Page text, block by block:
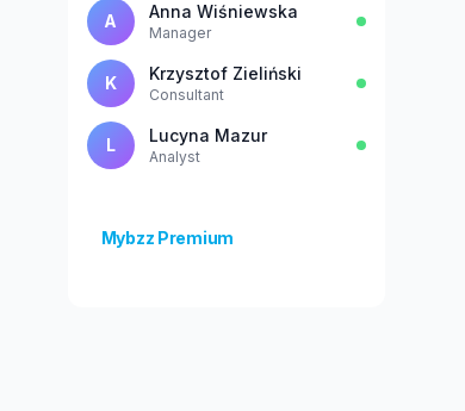
A Anna Wiśniewska
Manager
K Krzysztof Zieliński
Consultant
L Lucyna Mazur
Analyst
Mybzz Premium